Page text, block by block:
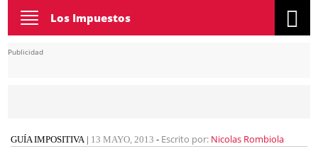
Toggle
navigation
Los Impuestos
Publicidad
GUÍA IMPOSITIVA| 13 MAYO, 2013 - Escrito por: Nicolas Rombiola